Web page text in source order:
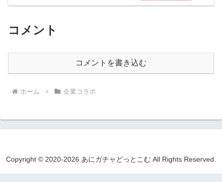
コメント
コメントを書き込む
ホーム 企業コラボ
Copyright © 2020-2026 あにガチャどっとこむ All Rights Reserved.